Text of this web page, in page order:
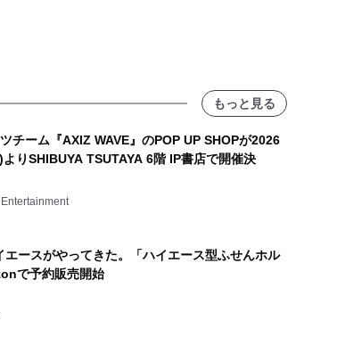
もっと見る
チーム『AXIZ WAVE』のPOP UP SHOPが2026
りSHIBUYA TSUTAYA 6階 IP書店で開催決
エースがやってきた。「ハイエース型ふせんホル
で予約販売開始